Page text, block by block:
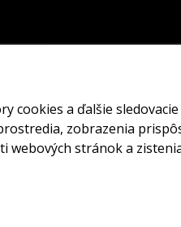
cookies a ďalšie
zobrazenia
webových stránok a